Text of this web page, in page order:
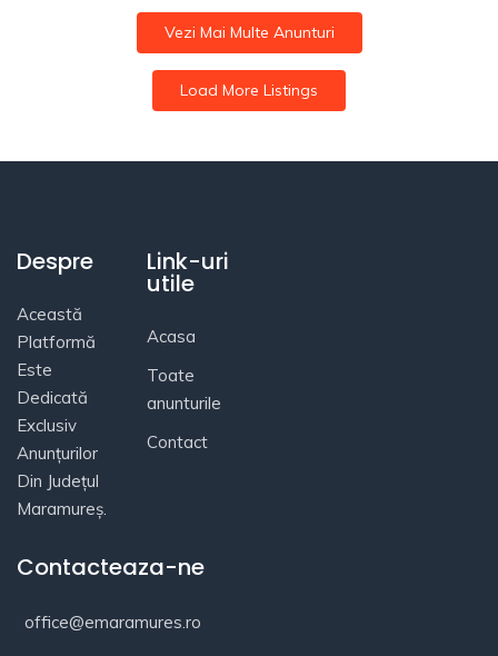
Vezi Mai Multe Anunturi
Load More Listings
Despre
Această
Platformă
Este
Dedicată
Exclusiv
Anunțurilor
Din Județul
Maramureș.
Link-uri
utile
Acasa
Toate
anunturile
Contact
Contacteaza-ne
office@emaramures.ro